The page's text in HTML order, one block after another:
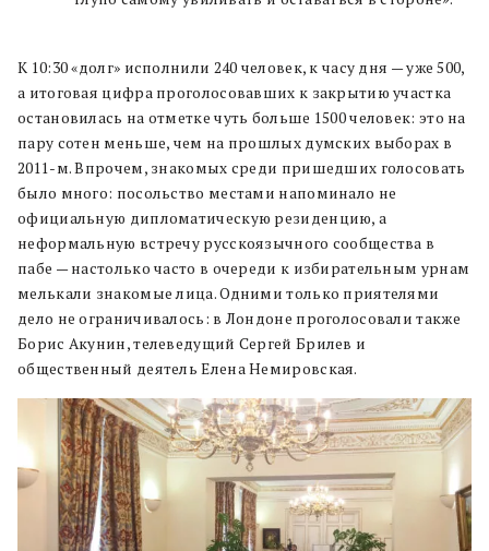
К 10:30 «долг» исполнили 240 человек, к часу дня — уже 500,
а итоговая цифра проголосовавших к закрытию участка
остановилась на отметке чуть больше 1500 человек: это на
пару сотен меньше, чем на прошлых думских выборах в
2011-м. Впрочем, знакомых среди пришедших голосовать
было много: посольство местами напоминало не
официальную дипломатическую резиденцию, а
неформальную встречу русскоязычного сообщества в
пабе — настолько часто в очереди к избирательным урнам
мелькали знакомые лица. Одними только приятелями
дело не ограничивалось: в Лондоне проголосовали также
Борис Акунин, телеведущий Сергей Брилев и
общественный деятель Елена Немировская.